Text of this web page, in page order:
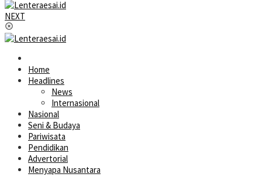
NEXT
Home
Headlines
News
Internasional
Nasional
Seni & Budaya
Pariwisata
Pendidikan
Advertorial
Menyapa Nusantara